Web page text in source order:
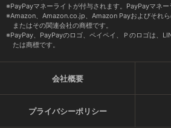
PayPayマネーライトが付与されます。PayPayマネー
Amazon、Amazon.co.jp、Amazon Payおよびそれ
またはその関連会社の商標です。
PayPay、PayPayのロゴ、ペイペイ、Ｐのロゴは、
たは商標です。
会社概要
プライバシーポリシー